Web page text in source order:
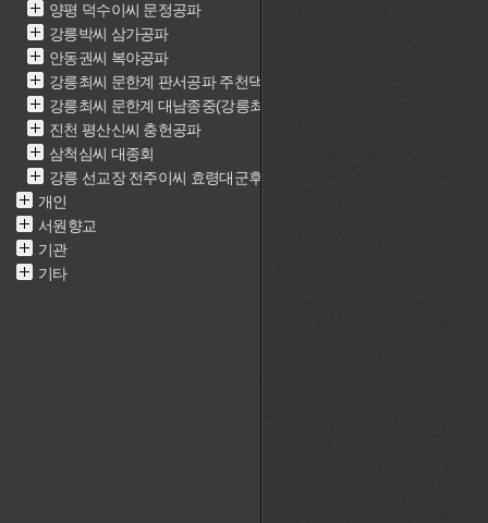
양평 덕수이씨 문정공파
강릉박씨 삼가공파
안동권씨 복야공파
강릉최씨 문한계 판서공파 주천댁(최근중)
강릉최씨 문한계 대남종중(강릉최씨 문한계 재실)
진천 평산신씨 충헌공파
삼척심씨 대종회
강릉 선교장 전주이씨 효령대군후손가
개인
서원향교
기관
기타